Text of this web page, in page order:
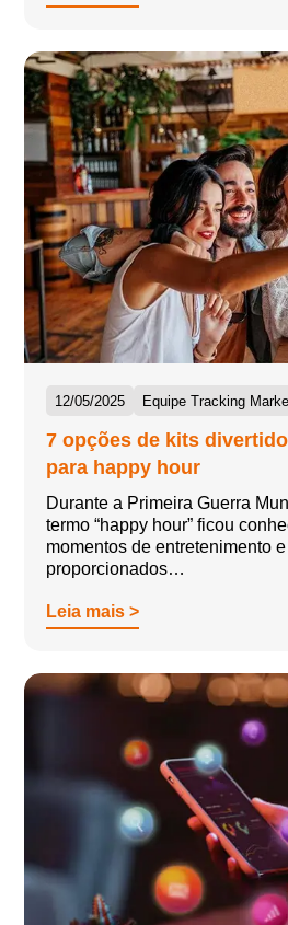
12/05/2025 Equipe Tracking
7 opções de kits
para happy hour
Durante a Primeira Guerra
termo “happy hour” ficou
momentos de entretenimento
proporcionados…
Leia mais >